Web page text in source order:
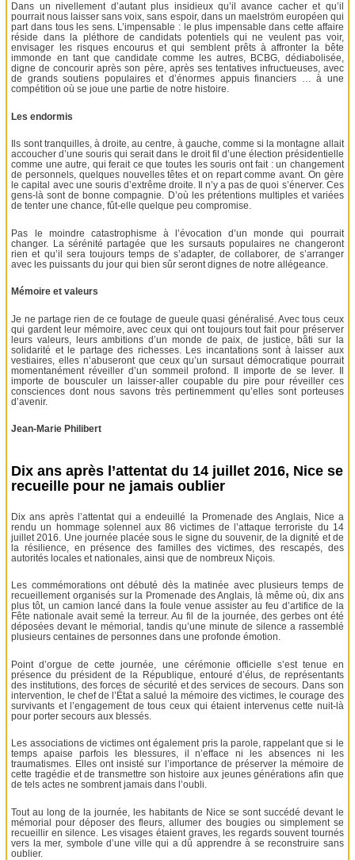
Dans un nivellement d’autant plus insidieux qu’il avance cacher et qu’il
pourrait nous laisser sans voix, sans espoir, dans un maelström européen qui
part dans tous les sens. L’impensable : le plus impensable dans cette affaire
réside dans la pléthore de candidats potentiels qui ne veulent pas voir,
envisager les risques encourus et qui semblent prêts à affronter la bête
immonde en tant que candidate comme les autres, BCBG, dédiabolisée,
digne de concourir après son père, après ses tentatives infructueuses, avec
de grands soutiens populaires et d’énormes appuis financiers … à une
compétition où se joue une partie de notre histoire.
Les endormis
Ils sont tranquilles, à droite, au centre, à gauche, comme si la montagne allait
accoucher d’une souris qui serait dans le droit fil d’une élection présidentielle
comme une autre, qui ferait ce que toutes les souris ont fait : un changement
de personnels, quelques nouvelles têtes et on repart comme avant. On gère
le capital avec une souris d’extrême droite. Il n’y a pas de quoi s’énerver. Ces
gens-là sont de bonne compagnie. D’où les prétentions multiples et variées
de tenter une chance, fût-elle quelque peu compromise.
Pas le moindre catastrophisme à l’évocation d’un monde qui pourrait
changer. La sérénité partagée que les sursauts populaires ne changeront
rien et qu’il sera toujours temps de s’adapter, de collaborer, de s’arranger
avec les puissants du jour qui bien sûr seront dignes de notre allégeance.
Mémoire et valeurs
Je ne partage rien de ce foutage de gueule quasi généralisé. Avec tous ceux
qui gardent leur mémoire, avec ceux qui ont toujours tout fait pour préserver
leurs valeurs, leurs ambitions d’un monde de paix, de justice, bâti sur la
solidarité et le partage des richesses. Les incantations sont à laisser aux
vestiaires, elles n’abuseront que ceux qu’un sursaut démocratique pourrait
momentanément réveiller d’un sommeil profond. Il importe de se lever. Il
importe de bousculer un laisser-aller coupable du pire pour réveiller ces
consciences dont nous savons très pertinemment qu’elles sont porteuses
d’avenir.
Jean-Marie Philibert
Dix ans après l’attentat du 14 juillet 2016, Nice se
recueille pour ne jamais oublier
Dix ans après l’attentat qui a endeuillé la Promenade des Anglais, Nice a
rendu un hommage solennel aux 86 victimes de l’attaque terroriste du 14
juillet 2016. Une journée placée sous le signe du souvenir, de la dignité et de
la résilience, en présence des familles des victimes, des rescapés, des
autorités locales et nationales, ainsi que de nombreux Niçois.
Les commémorations ont débuté dès la matinée avec plusieurs temps de
recueillement organisés sur la Promenade des Anglais, là même où, dix ans
plus tôt, un camion lancé dans la foule venue assister au feu d’artifice de la
Fête nationale avait semé la terreur. Au fil de la journée, des gerbes ont été
déposées devant le mémorial, tandis qu’une minute de silence a rassemblé
plusieurs centaines de personnes dans une profonde émotion.
Point d’orgue de cette journée, une cérémonie officielle s’est tenue en
présence du président de la République, entouré d’élus, de représentants
des institutions, des forces de sécurité et des services de secours. Dans son
intervention, le chef de l’État a salué la mémoire des victimes, le courage des
survivants et l’engagement de tous ceux qui étaient intervenus cette nuit-là
pour porter secours aux blessés.
Les associations de victimes ont également pris la parole, rappelant que si le
temps apaise parfois les blessures, il n’efface ni les absences ni les
traumatismes. Elles ont insisté sur l’importance de préserver la mémoire de
cette tragédie et de transmettre son histoire aux jeunes générations afin que
de tels actes ne sombrent jamais dans l’oubli.
Tout au long de la journée, les habitants de Nice se sont succédé devant le
mémorial pour déposer des fleurs, allumer des bougies ou simplement se
recueillir en silence. Les visages étaient graves, les regards souvent tournés
vers la mer, symbole d’une ville qui a dû apprendre à se reconstruire sans
oublier.